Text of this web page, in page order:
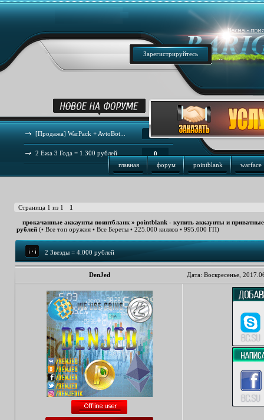
Зарегистрируйтесь
44
[Продажа] WarPack + AvtoBot...
0
2 Ежа 3 Года = 1.300 рублей
главная
форум pointblank warface
Страница 1 из 1 1
прокачанные аккаунты поинтбланк » pointblank - купить аккаунты и
рублей (• Все топ оружия • Все Береты • 225.000 киллов • 995.000 ГП)
2 Звезды = 4.000 рублей
DenJed Дата: Воскресенье,